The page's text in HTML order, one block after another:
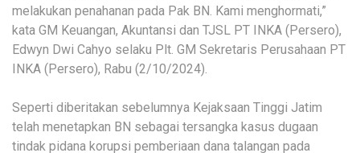
melakukan penahanan pada Pak BN. Kami menghormati,”
kata GM Keuangan, Akuntansi dan TJSL PT INKA (Persero),
Edwyn Dwi Cahyo selaku Plt. GM Sekretaris Perusahaan PT
INKA (Persero), Rabu (2/10/2024).
Seperti diberitakan sebelumnya Kejaksaan Tinggi Jatim
telah menetapkan BN sebagai tersangka kasus dugaan
tindak pidana korupsi pemberiaan dana talangan pada